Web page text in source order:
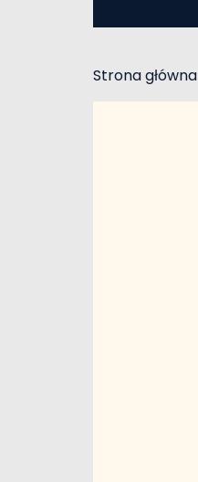
Strona główna